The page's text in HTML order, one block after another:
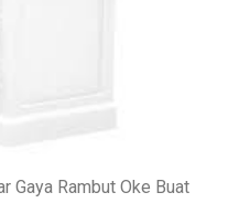
Gaya Rambut Oke Buat